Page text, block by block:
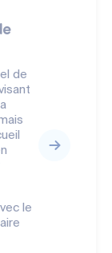
de
le